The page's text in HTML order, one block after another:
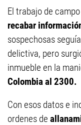
El trabajo de
recabar
sospechosas
delictiva, pero
inmueble en la
Colombia al 2300.
Con esos datos e
ordenes de